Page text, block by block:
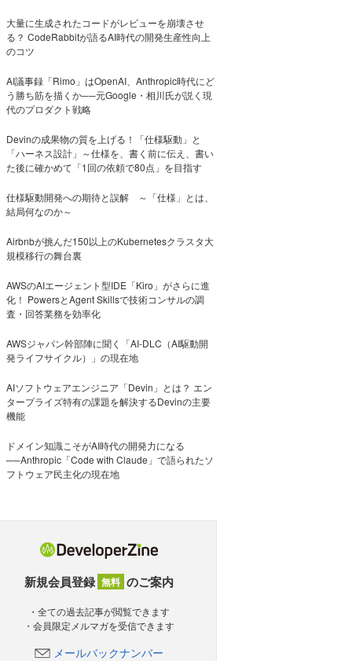
大量に生成されたコードがレビューを崩壊させ
る？ CodeRabbitが語るAI時代の開発生産性向上
のコツ
AI議事録「Rimo」はOpenAI、Anthropic時代にど
う勝ち筋を描くか──元Google・相川氏が説く現
代のプロダクト戦略
Devinの成果物の質を上げる！「仕様駆動」と
「ハーネス設計」～仕様を、書く前に伝え、書い
た後に確かめて「1回の依頼で80点」を目指す
仕様駆動開発への期待と誤解 ～「仕様」とは、
結局何なのか～
Airbnbが挑んだ150以上のKubernetesクラスタ大
規模移行の舞台裏
AWSのAIエージェント型IDE「Kiro」がさらに進
化！ PowersとAgent Skillsで技術コンサルの調
査・回答業務を効率化
AWSジャパン幹部陣に聞く「AI-DLC（AI駆動開
発ライフサイクル）」の現在地
AIソフトウェアエンジニア「Devin」とは？ エン
タープライズ特有の課題を解決するDevinの主要
機能
ドメイン知識こそがAI時代の開発力になる
──Anthropic「Code with Claude」で語られたソ
フトウェア民主化の現在地
新規会員登録 無料 のご案内
・全ての過去記事が閲覧できます
・会員限定メルマガを受信できます
メールバックナンバー